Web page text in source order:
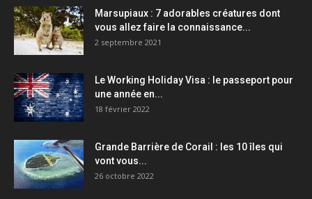
Marsupiaux : 7 adorables créatures dont
vous allez faire la connaissance...
2 septembre 2021
Le Working Holiday Visa : le passeport pour
une année en...
18 février 2022
Grande Barrière de Corail : les 10 îles qui
vont vous...
26 octobre 2022